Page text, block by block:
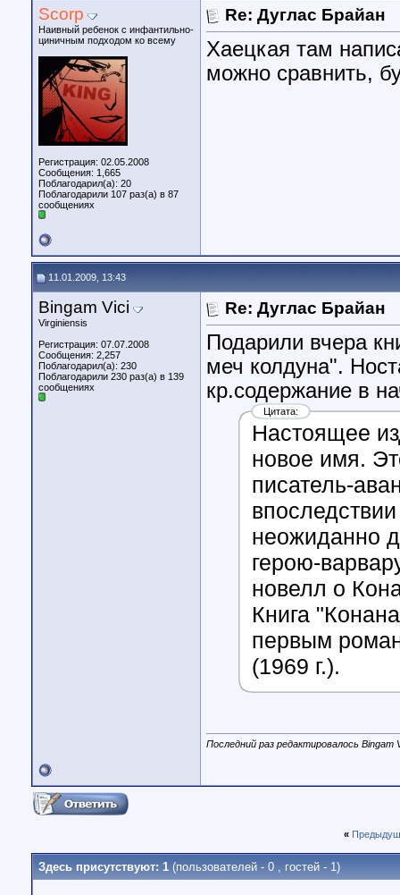
Scorp
Наивный ребенок с инфантильно-
циничным подходом ко всему
Регистрация: 02.05.2008
Сообщения: 1,665
Поблагодарил(а): 20
Поблагодарили 107 раз(а) в 87
сообщениях
Re: Дуглас Брайан
Хаецкая там
можно сравнить,
11.01.2009, 13:43
Bingam Vici
Virginiensis
Регистрация: 07.07.2008
Сообщения: 2,257
Поблагодарил(а): 230
Поблагодарили 230 раз(а) в 139
сообщениях
Re: Дуглас Брайан
Подарили вчера
меч колдуна".
кр.содержание в
Цитата:
Настоящее
новое имя.
писатель-
неожиданно
герою-
новелл о
Книга
первым
(1969 г.).
Последний раз редактировалось Bingam
«
Здесь присутствуют: 1 (пользователей - 0 , гостей - 1)